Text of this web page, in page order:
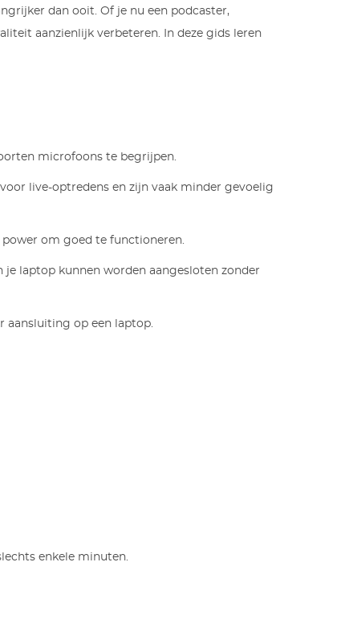
dan ooit. Of je nu een podcaster,
aanzienlijk verbeteren. In deze gids leren
microfoons te begrijpen.
live-optredens en zijn vaak minder gevoelig
om goed te functioneren.
laptop kunnen worden aangesloten zonder
aansluiting op een laptop.
enkele minuten.